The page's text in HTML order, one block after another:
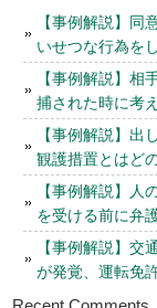
【事例解説】同
いせつな行為を
【事例解説】相
捕された時に考
【事例解説】出
観護措置とはど
【事例解説】人
を受ける前に弁
【事例解説】交
が発覚、運転免